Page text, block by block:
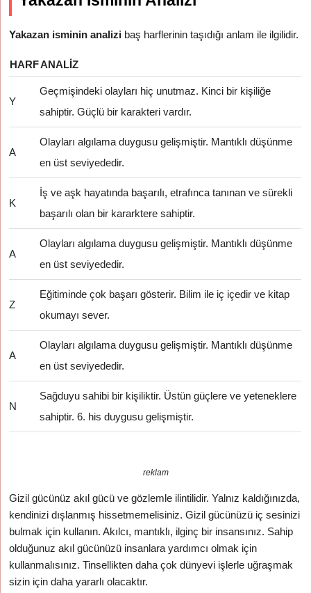
Yakazan isminin analizi baş harflerinin taşıdığı anlam ile ilgilidir.
HARFANALIZ
Y
Geçmişindeki olayları hiç unutmaz. Kinci bir kişiliğe
sahiptir. Güçlü bir karakteri vardır.
A
Olayları algılama duygusu gelişmiştir. Mantıklı düşünme
en üst seviyededir.
K
İş ve aşk hayatında başarılı, etrafınca tanınan ve sürekli
başarılı olan bir kararktere sahiptir.
A
Olayları algılama duygusu gelişmiştir. Mantıklı düşünme
en üst seviyededir.
Z
Eğitiminde çok başarı gösterir. Bilim ile iç içedir ve kitap
okumayı sever.
A
Olayları algılama duygusu gelişmiştir. Mantıklı düşünme
en üst seviyededir.
N
Sağduyu sahibi bir kişiliktir. Üstün güçlere ve yeteneklere
sahiptir. 6. his duygusu gelişmiştir.
reklam
Gizil gücünüz akıl gücü ve gözlemle ilintilidir. Yalnız kaldığınızda,
kendinizi dışlanmış hissetmemelisiniz. Gizil gücünüzü iç sesinizi
bulmak için kullanın. Akılcı, mantıklı, ilginç bir insansınız. Sahip
olduğunuz akıl gücünüzü insanlara yardımcı olmak için
kullanmalısınız. Tinsellikten daha çok dünyevi işlerle uğraşmak
sizin için daha yararlı olacaktır.